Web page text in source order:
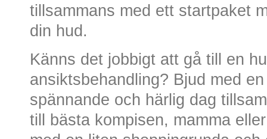
tillsammans med ett startpaket
din hud.
Känns det jobbigt att gå till en
ansiktsbehandling? Bjud med
spännande och härlig dag
till bästa kompisen, mamma